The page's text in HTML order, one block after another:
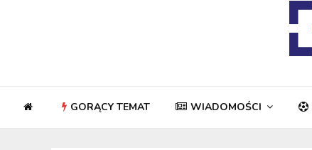
GORĄCY TEMAT WIADOMOŚCI